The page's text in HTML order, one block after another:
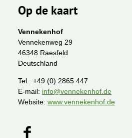
Op de kaart
Vennekenhof
Vennekenweg 29
46348 Raesfeld
Deutschland
Tel.: +49 (0) 2865 447
E-mail: info@vennekenhof.de
Website: www.vennekenhof.de
F